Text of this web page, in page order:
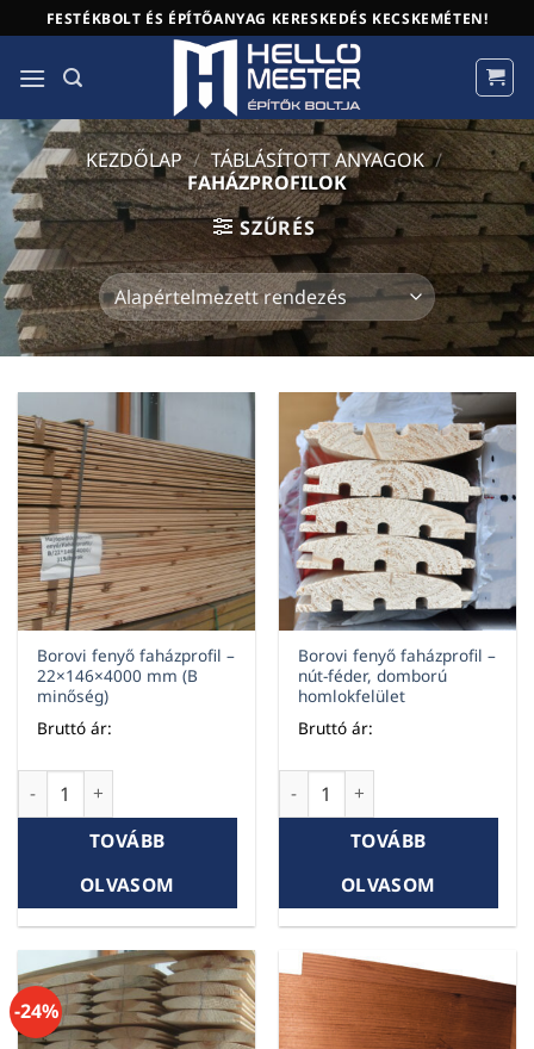
to
content
FESTÉKBOLT ÉS ÉPÍTŐANYAG KERESKEDÉS KECSKEMÉTEN!
KEZDŐLAP / TÁBLÁSÍTOTT ANYAGOK /
FAHÁZPROFILOK
SZŰRÉS
Borovi fenyő faházprofil –
22×146×4000 mm (B
minőség)
Bruttó ár:
Borovi fenyő faházprofil – 22×146×4000 mm (B minőség)
TOVÁBB
OLVASOM
Borovi fenyő faházprofil –
nút-féder, domború
homlokfelület
Bruttó ár:
Borovi fenyő faházprofil –
TOVÁBB
OLVASOM
-24%